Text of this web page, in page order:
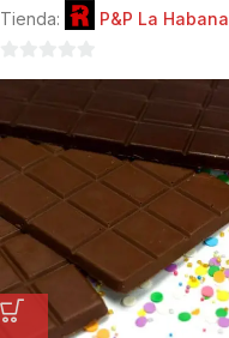
Tienda:
P&P La Habana
5